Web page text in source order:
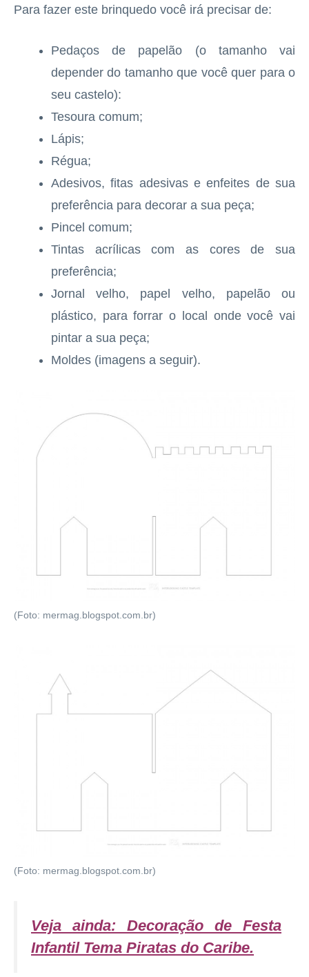
Para fazer este brinquedo você irá precisar de:
Pedaços de papelão (o tamanho vai
depender do tamanho que você quer para o
seu castelo):
Tesoura comum;
Lápis;
Régua;
Adesivos, fitas adesivas e enfeites de sua
preferência para decorar a sua peça;
Pincel comum;
Tintas acrílicas com as cores de sua
preferência;
Jornal velho, papel velho, papelão ou
plástico, para forrar o local onde você vai
pintar a sua peça;
Moldes (imagens a seguir).
(Foto: mermag.blogspot.com.br)
(Foto: mermag.blogspot.com.br)
Veja ainda: Decoração de Festa
Infantil Tema Piratas do Caribe.